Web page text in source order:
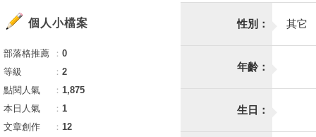
性別： 其它
年齡：
生日：
個人小檔案
部落格推薦 ： 0
等級
： 2
點閱人氣
： 1,875
本日人氣
： 1
文章創作
： 12